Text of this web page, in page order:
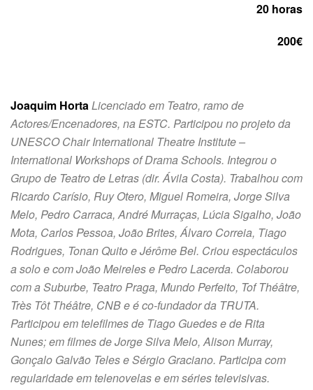
20 horas
200€
Joaquim HortaLicenciado em Teatro, ramo de
Actores/Encenadores, na ESTC. Participou no projeto da
UNESCO Chair International Theatre Institute –
International Workshops of Drama Schools. Integrou o
Grupo de Teatro de Letras (dir. Ávila Costa). Trabalhou com
Ricardo Carísio, Ruy Otero, Miguel Romeira, Jorge Silva
Melo, Pedro Carraca, André Murraças, Lúcia Sigalho, João
Mota, Carlos Pessoa, João Brites, Álvaro Correia, Tiago
Rodrigues, Tonan Quito e Jérôme Bel. Criou espectáculos
a solo e com João Meireles e Pedro Lacerda. Colaborou
com a Suburbe, Teatro Praga, Mundo Perfeito, Tof Théâtre,
Très Tôt Théâtre, CNB e é co-fundador da TRUTA.
Participou em telefilmes de Tiago Guedes e de Rita
Nunes; em filmes de Jorge Silva Melo, Alison Murray,
Gonçalo Galvão Teles e Sérgio Graciano. Participa com
regularidade em telenovelas e em séries televisivas.